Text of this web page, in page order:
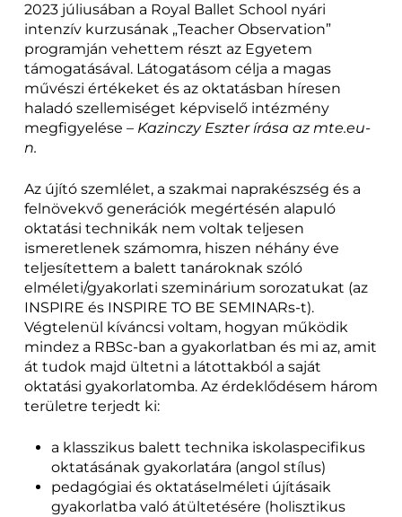
2023 júliusában a Royal Ballet School nyári
intenzív kurzusának „Teacher Observation”
programján vehettem részt az Egyetem
támogatásával. Látogatásom célja a magas
művészi értékeket és az oktatásban híresen
haladó szellemiséget képviselő intézmény
megfigyelése – Kazinczy Eszter írása az mte.eu-
n.
Az újító szemlélet, a szakmai naprakészség és a
felnövekvő generációk megértésén alapuló
oktatási technikák nem voltak teljesen
ismeretlenek számomra, hiszen néhány éve
teljesítettem a balett tanároknak szóló
elméleti/gyakorlati szeminárium sorozatukat (az
INSPIRE és INSPIRE TO BE SEMINARs-t).
Végtelenül kíváncsi voltam, hogyan működik
mindez a RBSc-ban a gyakorlatban és mi az, amit
át tudok majd ültetni a látottakból a saját
oktatási gyakorlatomba. Az érdeklődésem három
területre terjedt ki:
a klasszikus balett technika iskolaspecifikus
oktatásának gyakorlatára (angol stílus)
pedagógiai és oktatáselméleti újításaik
gyakorlatba való átültetésére (holisztikus